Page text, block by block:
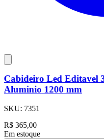
Cabideiro Led Editavel
Aluminio 1200 mm
SKU: 7351
R$ 365,00
Em estoque